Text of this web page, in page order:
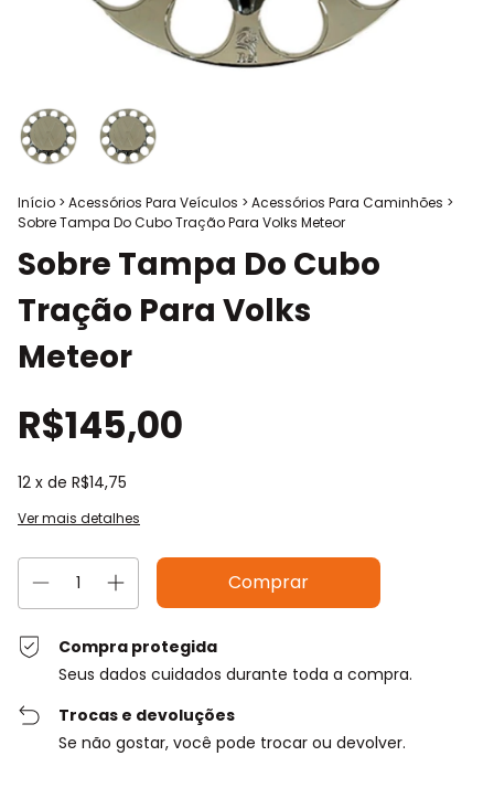
Início > Acessórios Para Veículos > Acessórios Para Caminhões >
Sobre Tampa Do Cubo Tração Para Volks Meteor
Sobre Tampa Do Cubo
Tração Para Volks
Meteor
R$145,00
12 x de R$14,75
Ver mais detalhes
Compra protegida
Seus dados cuidados durante toda a compra.
Trocas e devoluções
Se não gostar, você pode trocar ou devolver.